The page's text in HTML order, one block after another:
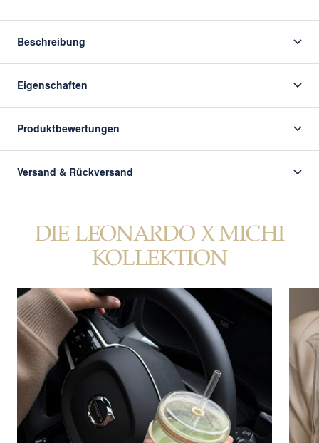
Beschreibung
Eigenschaften
Produktbewertungen
Versand & Rückversand
DIE LEONARDO X MICHI
KOLLEKTION